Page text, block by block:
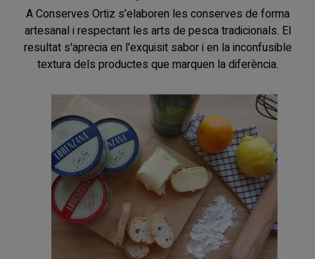
A Conserves Ortiz s’elaboren les conserves de forma
artesanal i respectant les arts de pesca tradicionals. El
resultat s'aprecia en l'exquisit sabor i en la inconfusible
textura dels productes que marquen la diferència.